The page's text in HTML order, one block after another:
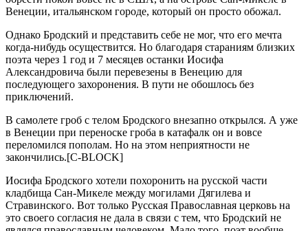
Венеции, итальянском городе, который он просто обожал.
Однако Бродский и представить себе не мог, что его мечта
когда-нибудь осуществится. Но благодаря стараниям близких
поэта через 1 год и 7 месяцев останки Иосифа
Александровича были перевезены в Венецию для
последующего захоронения. В пути не обошлось без
приключений.
В самолете гроб с телом Бродского внезапно открылся. А уже
в Венеции при переноске гроба в катафалк он и вовсе
переломился пополам. Но на этом неприятности не
закончились.[С-BLOCK]
Иосифа Бродского хотели похоронить на русской части
кладбища Сан-Микеле между могилами Дягилева и
Стравинского. Вот только Русская Православная церковь на
это своего согласия не дала в связи с тем, что Бродский не